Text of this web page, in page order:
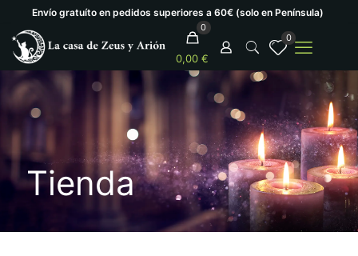
Envío gratuíto en pedidos superiores a 60€ (solo en Península)
0
0,00 €
0
Tienda